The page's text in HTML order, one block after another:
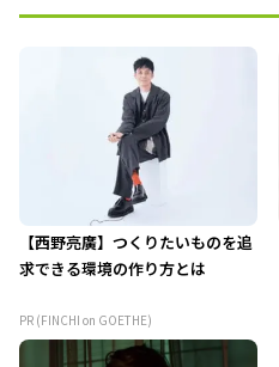
【西野亮廣】つくりたいものを追
求できる環境の作り方とは
PR (FINCHI on GOETHE)